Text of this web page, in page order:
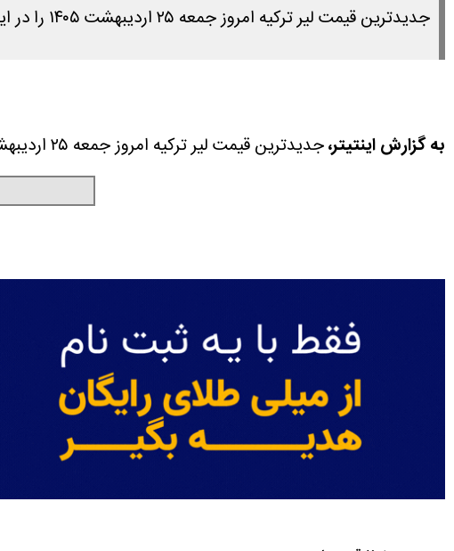
جدیدترین قیمت لیر ترکیه امروز جمعه ۲۵ اردیبهشت ۱۴۰۵ را در این مطلب مشاهده می کنید.
به گزارش اینتیتر،جدیدترین قیمت لیر ترکیه امروز جمعه ۲۵ اردیبهشت ۱۴۰۵ را در این مطلب مشاهده می کنید.